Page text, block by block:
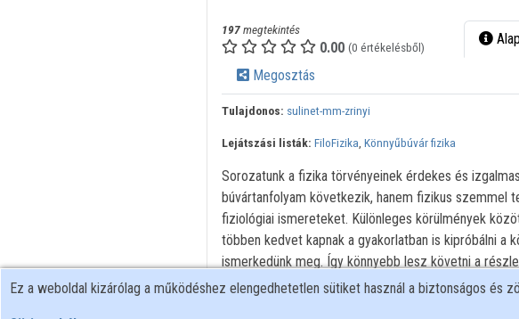
197megtekintés
0.00 (0 értékelésből)
Megosztás
Tulajdonos: sulinet-mm-zrinyi
Lejátszási listák: FiloFizika, Könnyűbúvár fizika
Sorozatunk a fizika törvényeinek érdekes és
búvártanfolyam következik, hanem fizikus szemmel
fiziológiai ismereteket. Különleges körülmények
többen kedvet kapnak a gyakorlatban is kipróbálni a
ismerkedünk meg. Így könnyebb lesz követni a
Ez a weboldal kizárólag a működéshez elengedhetetlen sütiket használ a biztonságos és